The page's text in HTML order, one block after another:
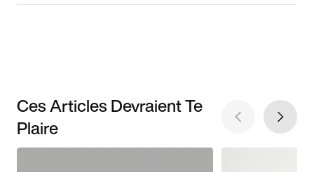
Ces Articles Devraient Te
Plaire